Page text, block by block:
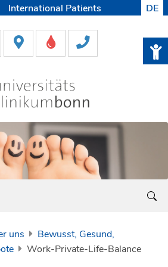
International Patients
Medien
DE
uns
Bewusst, Gesund,
Work-Private-Life-Balance